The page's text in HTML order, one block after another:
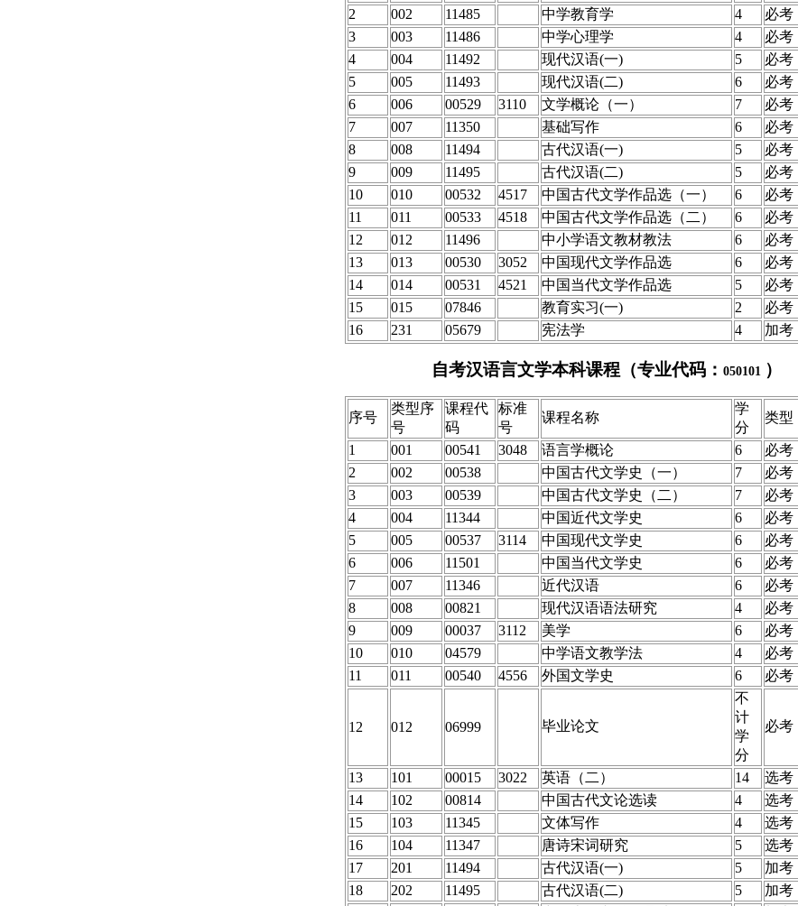
2 002 11485 中学教育学 4 必考
3
003 11486 中学心理学 4 必考
4
004 11492 现代汉语(一) 5 必考
5
005 11493 现代汉语(二) 6 必考
6
006 00529 3110 文学概论（一） 7 必考
7
007 11350 基础写作 6 必考
8
008 11494 古代汉语(一) 5 必考
9
009 11495 古代汉语(二) 5 必考
10
010 00532 4517 中国古代文学作品选（一） 6 必考
11
011 00533 4518 中国古代文学作品选（二） 6 必考
12
012 11496 中小学语文教材教法 6 必考
13
013 00530 3052 中国现代文学作品选 6 必考
14
014 00531 4521 中国当代文学作品选 5 必考
15
015 07846 教育实习(一) 2 必考
16
231 05679 宪法学 4 加考
自考汉语言文学本科课程（专业代码： 050101 ）
序号
类型序
号
课程代
码
标准
号
课程名称
学
分
类型
1 001 00541 3048 语言学概论 6 必考
2
002 00538 中国古代文学史（一） 7 必考
3
003 00539 中国古代文学史（二） 7 必考
4
004 11344 中国近代文学史 6 必考
5
005 00537 3114 中国现代文学史 6 必考
6
006 11501 中国当代文学史 6 必考
7
007 11346 近代汉语 6 必考
8
008 00821 现代汉语语法研究 4 必考
9
009 00037 3112 美学 6 必考
10
010 04579 中学语文教学法 4 必考
11
011 00540 4556 外国文学史 6 必考
12 012 06999 毕业论文
不
计
学
分
必考
13 101 00015 3022 英语（二） 14 选考
14
102 00814 中国古代文论选读 4 选考
15
103 11345 文体写作 4 选考
16
104 11347 唐诗宋词研究 5 选考
17
201 11494 古代汉语(一) 5 加考
18
202 11495 古代汉语(二) 5 加考